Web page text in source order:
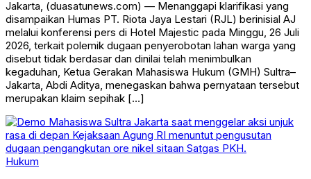
Jakarta, (duasatunews.com) — Menanggapi klarifikasi yang
disampaikan Humas PT. Riota Jaya Lestari (RJL) berinisial AJ
melalui konferensi pers di Hotel Majestic pada Minggu, 26 Juli
2026, terkait polemik dugaan penyerobotan lahan warga yang
disebut tidak berdasar dan dinilai telah menimbulkan
kegaduhan, Ketua Gerakan Mahasiswa Hukum (GMH) Sultra–
Jakarta, Abdi Aditya, menegaskan bahwa pernyataan tersebut
merupakan klaim sepihak […]
Hukum